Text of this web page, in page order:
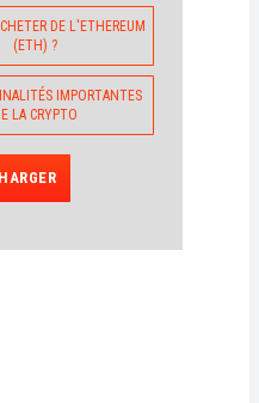
DE L'ETHEREUM
(ETH) ?
IMPORTANTES
LA CRYPTO